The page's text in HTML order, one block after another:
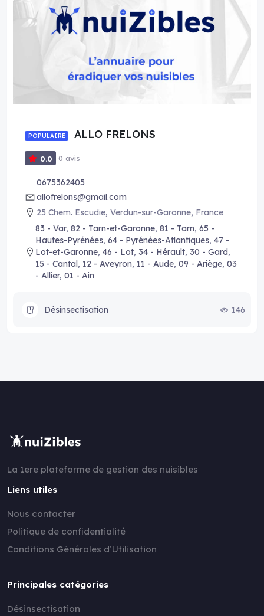
POPULAIRE ALLO FRELONS
0.0 0 avis
0675362405
allofrelons@gmail.com
25 Chem. Escudie, Verdun-sur-Garonne, France
83 - Var, 82 - Tarn-et-Garonne, 81 - Tarn, 65 -
Hautes-Pyrénées, 64 - Pyrénées-Atlantiques, 47 -
Lot-et-Garonne, 46 - Lot, 34 - Hérault, 30 - Gard,
15 - Cantal, 12 - Aveyron, 11 - Aude, 09 - Ariège, 03
- Allier, 01 - Ain
Désinsectisation 146
La 1ere plateforme de gestion des nuisibles
Liens utiles
Nous contacter
Politique de confidentialité
Conditions Générales d’Utilisation
Principales catégories
Désinsectisation